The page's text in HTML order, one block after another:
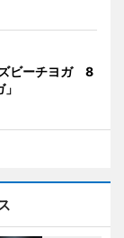
ビーチヨガ 8